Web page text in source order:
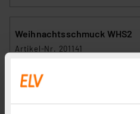
Weihnachtsschmuck WHS2
Artikel-Nr. 201141